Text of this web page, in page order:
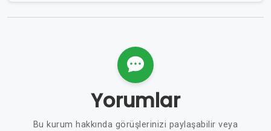
Yorumlar
Bu kurum hakkında görüşlerinizi paylaşabilir veya